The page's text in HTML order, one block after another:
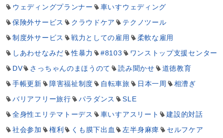
ウェディングプランナー
車いすウェディング
保険外サービス
クラウドケア
テクノツール
制度外サービス
戦力としての雇用
柔軟な雇用
しあわせなみだ
性暴力 #8103
ワンストップ支援センター
DV
さっちゃんのまほうのて 読み聞かせ
道徳教育
手帳更新
障害福祉制度 自転車旅 日本一周
相漕ぎ
バリアフリー旅行
パラダンス
SLE
全身性エリテマトーデス
車いすアスリート
建設的対話
社会参加
権利 くも膜下出血 左半身麻痺
セルフケア